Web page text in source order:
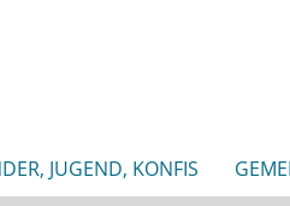
JUGEND, KONFIS